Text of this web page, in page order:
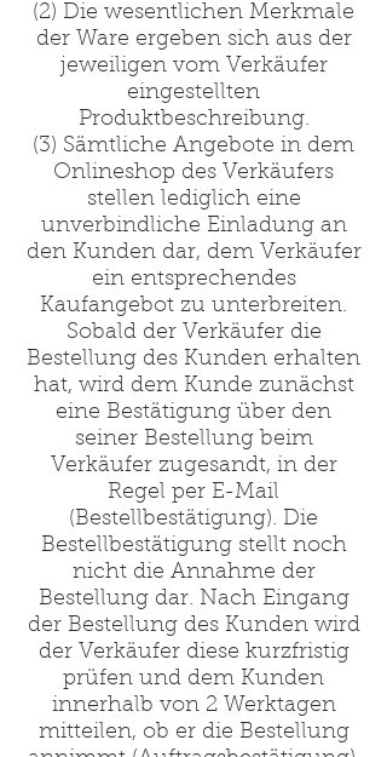
(2) Die wesentlichen Merkmale
der Ware ergeben sich aus der
jeweiligen vom Verkäufer
eingestellten
Produktbeschreibung.
(3) Sämtliche Angebote in dem
Onlineshop des Verkäufers
stellen lediglich eine
unverbindliche Einladung an
den Kunden dar, dem Verkäufer
ein entsprechendes
Kaufangebot zu unterbreiten.
Sobald der Verkäufer die
Bestellung des Kunden erhalten
hat, wird dem Kunde zunächst
eine Bestätigung über den
seiner Bestellung beim
Verkäufer zugesandt, in der
Regel per E-Mail
(Bestellbestätigung). Die
Bestellbestätigung stellt noch
nicht die Annahme der
Bestellung dar. Nach Eingang
der Bestellung des Kunden wird
der Verkäufer diese kurzfristig
prüfen und dem Kunden
innerhalb von 2 Werktagen
mitteilen, ob er die Bestellung